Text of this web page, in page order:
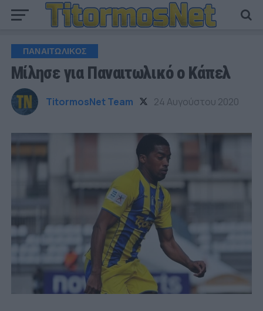
ΠΑΝΑΙΤΩΛΙΚΟΣ
Μίλησε για Παναιτωλικό ο Κάπελ
TitormosNet Team 24 Αυγούστου 2020